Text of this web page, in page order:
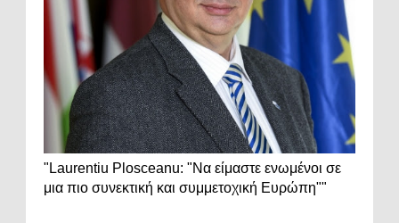
"Laurentiu Plosceanu: "Να είμαστε ενωμένοι σε
μια πιο συνεκτική και συμμετοχική Ευρώπη""